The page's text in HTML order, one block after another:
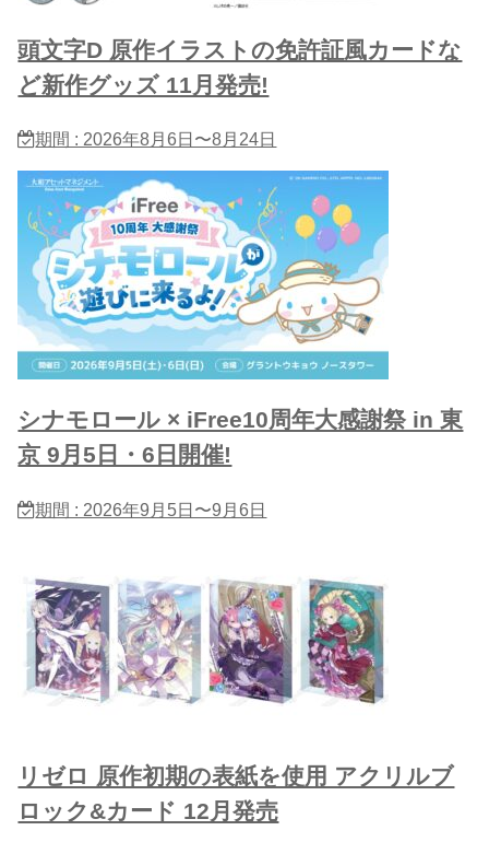
頭文字D 原作イラストの免許証風カードな
ど新作グッズ 11月発売!
期間 : 2026年8月6日〜8月24日
シナモロール × iFree10周年大感謝祭 in 東
京 9月5日・6日開催!
期間 : 2026年9月5日〜9月6日
リゼロ 原作初期の表紙を使用 アクリルブ
ロック&カード 12月発売